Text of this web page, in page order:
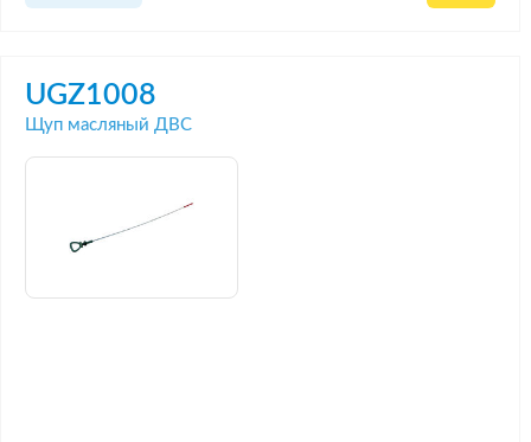
UGZ1008
Щуп масляный ДВС